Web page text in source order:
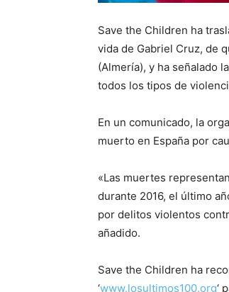
Save the Children ha
vida de Gabriel Cruz, de
(Almería), y ha señalado
todos los tipos de
En un comunicado, la
muerto en España por
«Las muertes
durante 2016, el último
por delitos violentos
añadido.
Save the Children ha
‘www.losultimos100.org‘